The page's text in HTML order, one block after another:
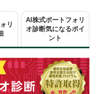
リ
AI株式ポートフォリ
オ診断気になるポイ
ント